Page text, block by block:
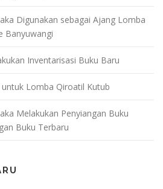
Digunakan sebagai Ajang Lomba
Banyuwangi
Inventarisasi Buku Baru
Lomba Qiroatil Kutub
Melakukan Penyiangan Buku
Buku Terbaru